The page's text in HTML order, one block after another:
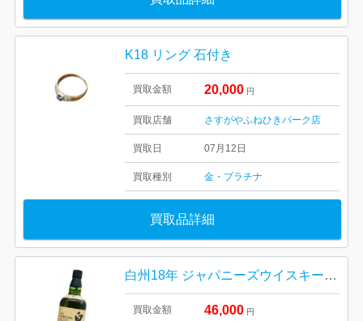
K18 リング 石付き
買取金額 20,000 円
買取店舗 さすがやふねひきパーク店
買取日 07月12日
買取種別 金・プラチナ
買取品詳細
白州18年 ジャパニーズウイスキー（箱無し）
買取金額 46,000 円